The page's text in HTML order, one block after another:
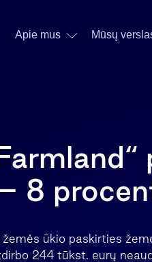
Apie mus Mūsų
8
žemės ūkio paskirties
244 tūkst. eurų